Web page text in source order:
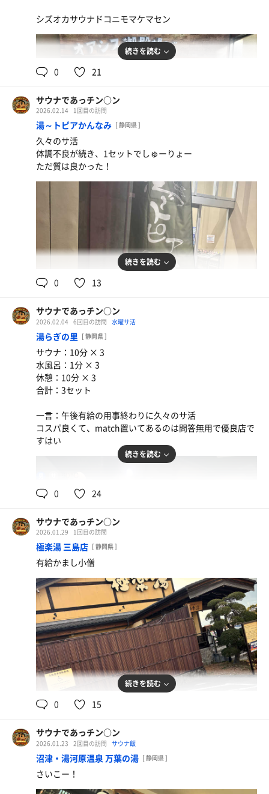
カレー蕎麦
まじで今まで食ったカレー蕎麦の中で1番！ 言いすぎ
ました。まずカレー蕎麦初めて
シズオカサウナドコニモマケマセン
知らん！
これが二郎か！って感じですはい
続きを読む
0 21
サウナであっチン○ン
2026.02.14 1回目の訪問
湯～トピアかんなみ [ 静岡県 ]
久々のサ活
体調不良が続き、1セットでしゅーりょー
ただ質は良かった！
続きを読む
0 13
サウナであっチン○ン
2026.02.04 6回目の訪問 水曜サ活
湯らぎの里 [ 静岡県 ]
サウナ：10分 × 3
水風呂：1分 × 3
休憩：10分 × 3
合計：3セット
一言：午後有給の用事終わりに久々のサ活
コスパ良くて、match置いてあるのは問答無用で優良店で
すはい
続きを読む
0 24
サウナであっチン○ン
2026.01.29 1回目の訪問
極楽湯 三島店 [ 静岡県 ]
有給かまし小僧
続きを読む
0 15
サウナであっチン○ン
2026.01.23 2回目の訪問 サウナ飯
沼津・湯河原温泉 万葉の湯 [ 静岡県 ]
さいこー！